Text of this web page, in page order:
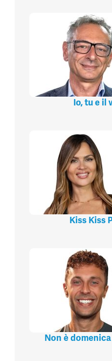
Io, tu e il
Kiss Kiss
Non è